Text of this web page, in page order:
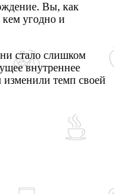
Вы, как
кем угодно и
стало слишком
внутреннее
изменили темп своей